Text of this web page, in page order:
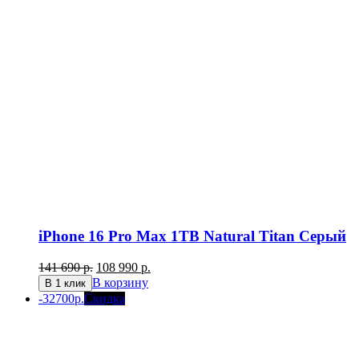
iPhone 16 Pro Max 1TB Natural Titan Серый
141 690р. Первоначальная
цена
составляла
141
108 990 р.
В 1 клик В корзину
-32700р.Скидка